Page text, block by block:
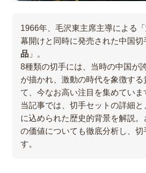
1966年、毛沢東主席主導による「
幕開けと同時に発売された中国切
品 」。
8種類の切手には、当時の中国が
が描かれ、激動の時代を象徴する
て、今なお高い注目を集めていま
当記事では、切手セットの詳細
に込められた歴史的背景を解説。
の価値についても徹底分析し、切
す。